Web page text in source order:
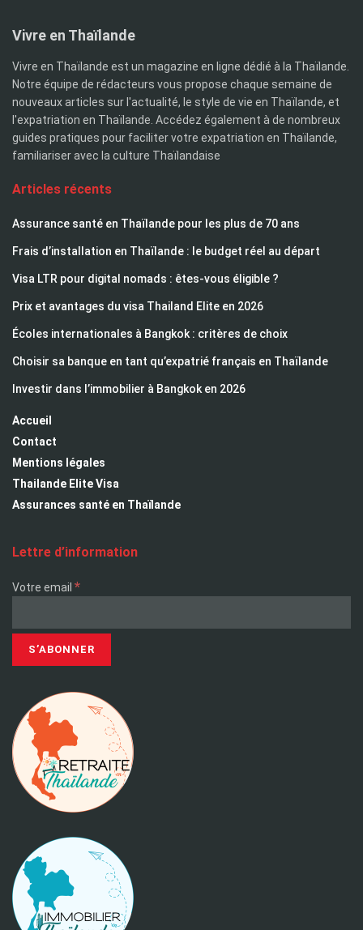
Vivre en Thaïlande
Vivre en Thaïlande est un magazine en ligne dédié à la Thaïlande.
Notre équipe de rédacteurs vous propose chaque semaine de
nouveaux articles sur l'actualité, le style de vie en Thaïlande, et
l'expatriation en Thaïlande. Accédez également à de nombreux
guides pratiques pour faciliter votre expatriation en Thaïlande,
familiariser avec la culture Thaïlandaise
Articles récents
Assurance santé en Thaïlande pour les plus de 70 ans
Frais d’installation en Thaïlande : le budget réel au départ
Visa LTR pour digital nomads : êtes-vous éligible ?
Prix et avantages du visa Thailand Elite en 2026
Écoles internationales à Bangkok : critères de choix
Choisir sa banque en tant qu’expatrié français en Thaïlande
Investir dans l’immobilier à Bangkok en 2026
Accueil
Contact
Mentions légales
Thailande Elite Visa
Assurances santé en Thaïlande
Lettre d’information
Votre email *